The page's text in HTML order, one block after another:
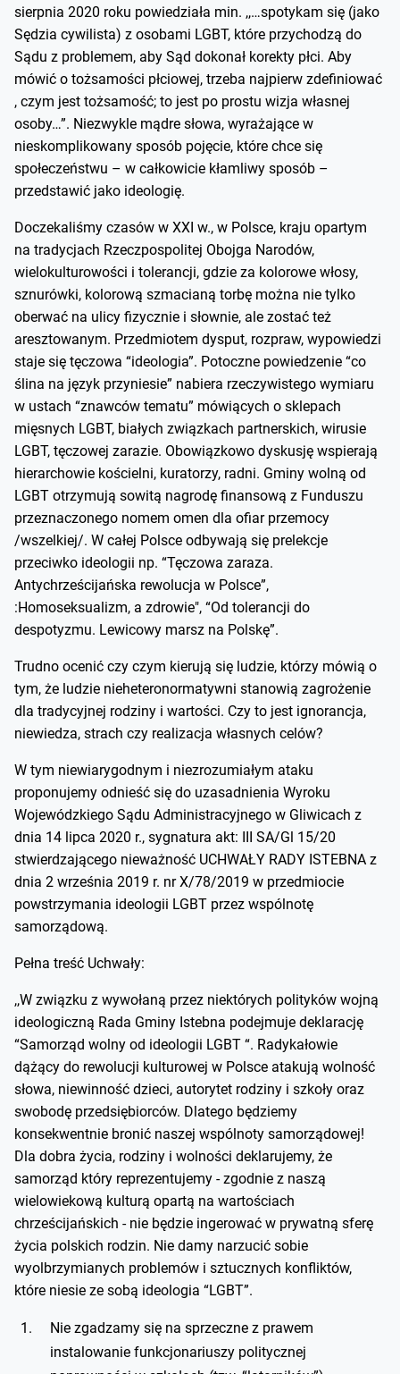
sierpnia 2020 roku powiedziała min. ,,…spotykam się (jako
Sędzia cywilista) z osobami LGBT, które przychodzą do
Sądu z problemem, aby Sąd dokonał korekty płci. Aby
mówić o tożsamości płciowej, trzeba najpierw zdefiniować
, czym jest tożsamość; to jest po prostu wizja własnej
osoby…”. Niezwykle mądre słowa, wyrażające w
nieskomplikowany sposób pojęcie, które chce się
społeczeństwu – w całkowicie kłamliwy sposób –
przedstawić jako ideologię.
Doczekaliśmy czasów w XXI w., w Polsce, kraju opartym
na tradycjach Rzeczpospolitej Obojga Narodów,
wielokulturowości i tolerancji, gdzie za kolorowe włosy,
sznurówki, kolorową szmacianą torbę można nie tylko
oberwać na ulicy fizycznie i słownie, ale zostać też
aresztowanym. Przedmiotem dysput, rozpraw, wypowiedzi
staje się tęczowa “ideologia”. Potoczne powiedzenie “co
ślina na język przyniesie” nabiera rzeczywistego wymiaru
w ustach “znawców tematu” mówiących o sklepach
mięsnych LGBT, białych związkach partnerskich, wirusie
LGBT, tęczowej zarazie. Obowiązkowo dyskusję wspierają
hierarchowie kościelni, kuratorzy, radni. Gminy wolną od
LGBT otrzymują sowitą nagrodę finansową z Funduszu
przeznaczonego nomem omen dla ofiar przemocy
/wszelkiej/. W całej Polsce odbywają się prelekcje
przeciwko ideologii np. “Tęczowa zaraza.
Antychrześcijańska rewolucja w Polsce”,
:Homoseksualizm, a zdrowie", “Od tolerancji do
despotyzmu. Lewicowy marsz na Polskę”.
Trudno ocenić czy czym kierują się ludzie, którzy mówią o
tym, że ludzie nieheteronormatywni stanowią zagrożenie
dla tradycyjnej rodziny i wartości. Czy to jest ignorancja,
niewiedza, strach czy realizacja własnych celów?
W tym niewiarygodnym i niezrozumiałym ataku
proponujemy odnieść się do uzasadnienia Wyroku
Wojewódzkiego Sądu Administracyjnego w Gliwicach z
dnia 14 lipca 2020 r., sygnatura akt: III SA/Gl 15/20
stwierdzającego nieważność UCHWAŁY RADY ISTEBNA z
dnia 2 września 2019 r. nr X/78/2019 w przedmiocie
powstrzymania ideologii LGBT przez wspólnotę
samorządową.
Pełna treść Uchwały:
,,W związku z wywołaną przez niektórych polityków wojną
ideologiczną Rada Gminy Istebna podejmuje deklarację
“Samorząd wolny od ideologii LGBT “. Radykałowie
dążący do rewolucji kulturowej w Polsce atakują wolność
słowa, niewinność dzieci, autorytet rodziny i szkoły oraz
swobodę przedsiębiorców. Dlatego będziemy
konsekwentnie bronić naszej wspólnoty samorządowej!
Dla dobra życia, rodziny i wolności deklarujemy, że
samorząd który reprezentujemy - zgodnie z naszą
wielowiekową kulturą opartą na wartościach
chrześcijańskich - nie będzie ingerować w prywatną sferę
życia polskich rodzin. Nie damy narzucić sobie
wyolbrzymianych problemów i sztucznych konfliktów,
które niesie ze sobą ideologia “LGBT”.
Nie zgadzamy się na sprzeczne z prawem
instalowanie funkcjonariuszy politycznej